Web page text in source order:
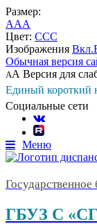
Размер:
AAA
Цвет: CCC
Изображения Вкл.
Обычная версия
АА Версия для
Единый короткий
Социальные сети
Меню
ГБУЗ С